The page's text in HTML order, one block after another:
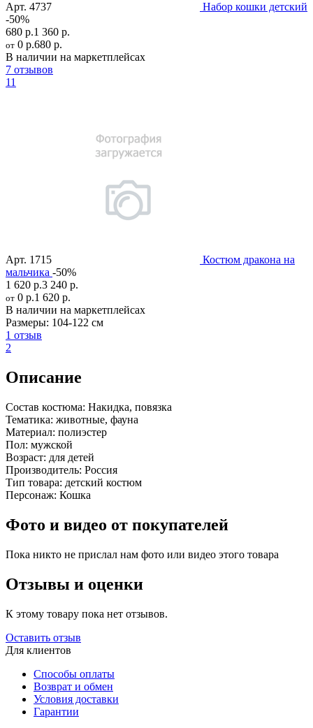
Арт. 4737
Набор кошки детский
-50%
680 р.1 360 р.
от 0 р.680 р.
В наличии на маркетплейсах
7 отзывов
11
Арт. 1715
Костюм дракона на
мальчика -50%
1 620 р.3 240 р.
от 0 р.1 620 р.
В наличии на маркетплейсах
Размеры: 104-122 см
1 отзыв
2
Описание
Состав костюма: Накидка, повязка
Тематика: животные, фауна
Материал: полиэстер
Пол: мужской
Возраст: для детей
Производитель: Россия
Тип товара: детский костюм
Персонаж: Кошка
Фото и видео от покупателей
Пока никто не прислал нам фото или видео этого товара
Отзывы и оценки
К этому товару пока нет отзывов.
Оставить отзыв
Для клиентов
Способы оплаты
Возврат и обмен
Условия доставки
Гарантии